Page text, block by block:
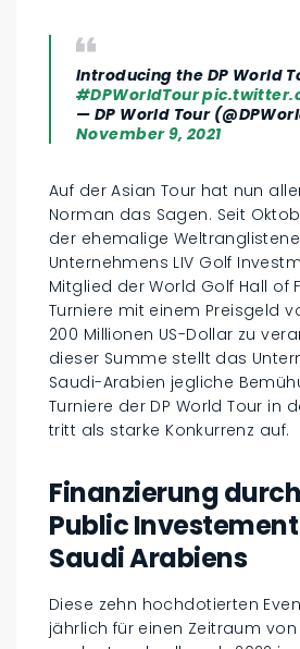
Introducing the DP World
#DPWorldTour
— DP World Tour
November 9, 2021
Auf der Asian Tour hat nun
Norman das Sagen. Seit
der ehemalige
Unternehmens LIV Golf
Mitglied der World Golf Hall of
Turniere mit einem Preisgeld
200 Millionen US-Dollar zu
dieser Summe stellt das
Saudi-Arabien jegliche
Turniere der DP World Tour in
tritt als starke Konkurrenz auf.
Finanzierung
Public
Saudi Arabiens
Diese zehn hochdotierten
jährlich für einen Zeitraum von